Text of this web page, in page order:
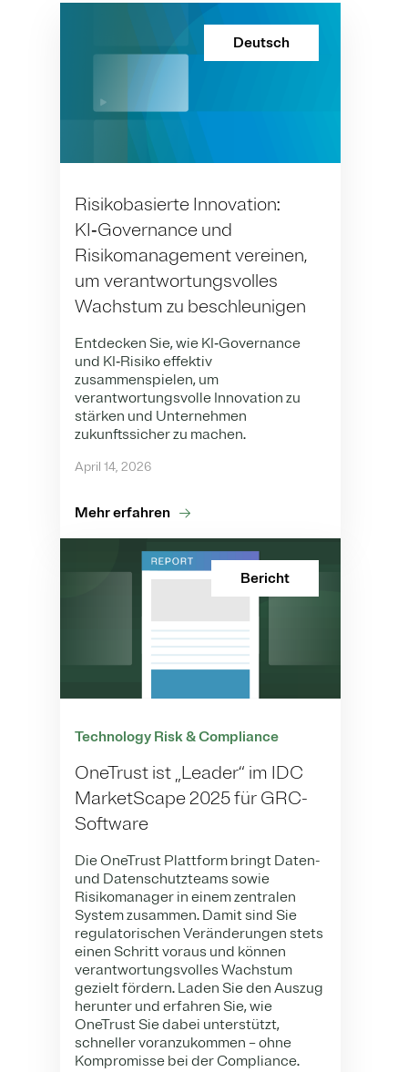
Deutsch
Risikobasierte Innovation:
KI‑Governance und
Risikomanagement vereinen,
um verantwortungsvolles
Wachstum zu beschleunigen
Entdecken Sie, wie KI‑Governance
und KI‑Risiko effektiv
zusammenspielen, um
verantwortungsvolle Innovation zu
stärken und Unternehmen
zukunftssicher zu machen.
April 14, 2026
Mehr erfahren
Bericht
Technology Risk & Compliance
OneTrust ist „Leader“ im IDC
MarketScape 2025 für GRC-
Software
Die OneTrust Plattform bringt Daten-
und Datenschutzteams sowie
Risikomanager in einem zentralen
System zusammen. Damit sind Sie
regulatorischen Veränderungen stets
einen Schritt voraus und können
verantwortungsvolles Wachstum
gezielt fördern. Laden Sie den Auszug
herunter und erfahren Sie, wie
OneTrust Sie dabei unterstützt,
schneller voranzukommen – ohne
Kompromisse bei der Compliance.